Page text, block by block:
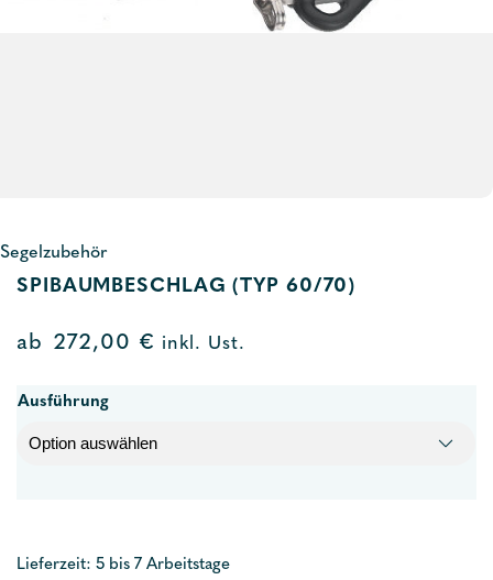
Segelzubehör
SPIBAUMBESCHLAG (TYP 60/70)
ab 272,00 € inkl. Ust.
Ausführung
Lieferzeit: 5 bis 7 Arbeitstage